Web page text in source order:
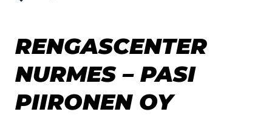
RENGASCENTER
NURMES – PASI
PIIRONEN OY